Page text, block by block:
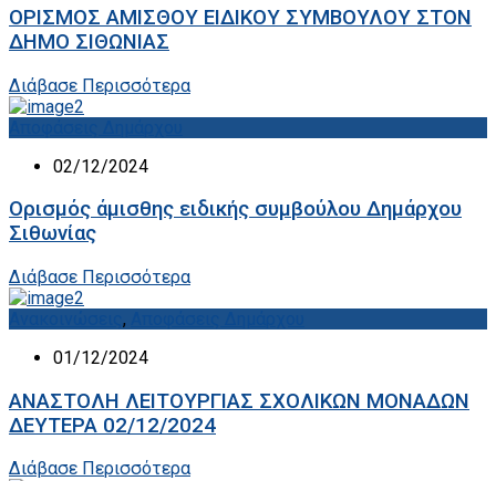
ΟΡΙΣΜΟΣ ΑΜΙΣΘΟΥ ΕΙΔΙΚΟΥ ΣΥΜΒΟΥΛΟΥ ΣΤΟΝ
ΔΗΜΟ ΣΙΘΩΝΙΑΣ
Διάβασε Περισσότερα
02/12/2024
Oρισμός άμισθης ειδικής συμβούλου Δημάρχου
Σιθωνίας
Διάβασε Περισσότερα
,
01/12/2024
ΑΝΑΣΤΟΛΗ ΛΕΙΤΟΥΡΓΙΑΣ ΣΧΟΛΙΚΩΝ ΜΟΝΑΔΩΝ
ΔΕΥΤΕΡΑ 02/12/2024
Διάβασε Περισσότερα